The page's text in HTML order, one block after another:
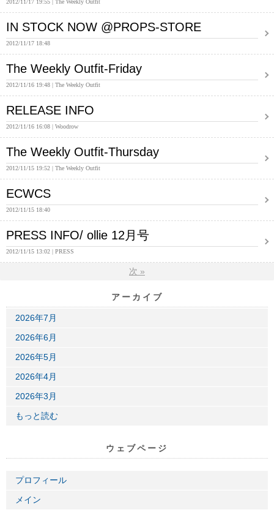
2012/11/17 19:55 The Weekly Outfit
IN STOCK NOW @PROPS-STORE
2012/11/17 18:48
The Weekly Outfit-Friday
2012/11/16 19:48 The Weekly Outfit
RELEASE INFO
2012/11/16 16:08 Woodrow
The Weekly Outfit-Thursday
2012/11/15 19:52 The Weekly Outfit
ECWCS
2012/11/15 18:40
PRESS INFO/ ollie 12月号
2012/11/15 13:02 PRESS
次 »
アーカイブ
2026年7月
2026年6月
2026年5月
2026年4月
2026年3月
もっと読む
ウェブページ
プロフィール
メイン